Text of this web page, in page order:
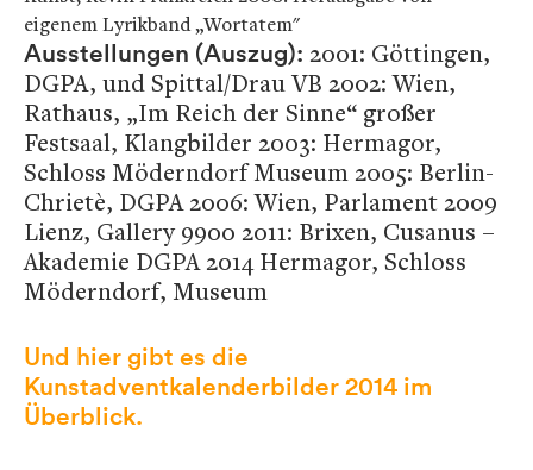
eigenem Lyrikband „Wortatem"
Ausstellungen (Auszug): 2001: Göttingen,
DGPA, und Spittal/Drau VB 2002: Wien,
Rathaus, „Im Reich der Sinne“ großer
Festsaal, Klangbilder 2003: Hermagor,
Schloss Möderndorf Museum 2005: Berlin-
Chrietè, DGPA 2006: Wien, Parlament 2009
Lienz, Gallery 9900 2011: Brixen, Cusanus –
Akademie DGPA 2014 Hermagor, Schloss
Möderndorf, Museum
Und hier gibt es die
Kunstadventkalenderbilder 2014 im
Überblick.